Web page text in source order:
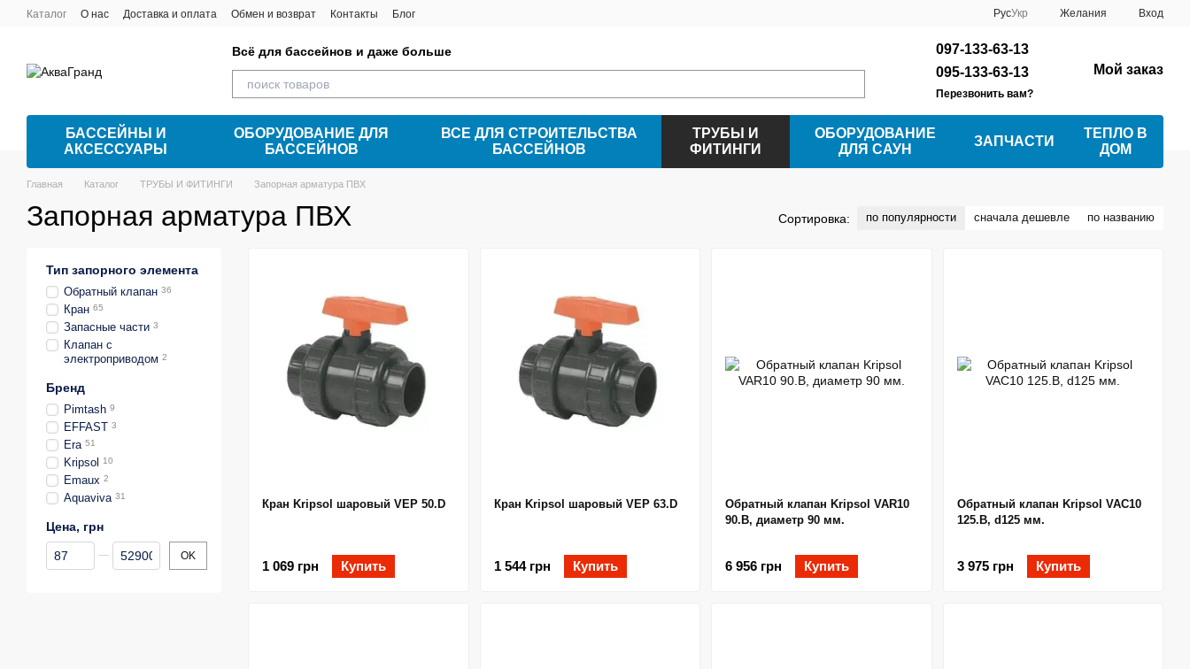
Перейти к основному контенту
Каталог О нас Доставка и оплата Обмен и возврат Контакты Блог РусУкр Желания Вход
Всё для бассейнов и даже больше
097-133-63-13
095-133-63-13
Перезвонить вам?
Мой заказ
БАССЕЙНЫ И
АКСЕССУАРЫ
ОБОРУДОВАНИЕ ДЛЯ
БАССЕЙНОВ
ВСЕ ДЛЯ СТРОИТЕЛЬСТВА
БАССЕЙНОВ
ТРУБЫ И
ФИТИНГИ
ОБОРУДОВАНИЕ
ДЛЯ САУН
ЗАПЧАСТИ
ТЕПЛО В
ДОМ
Главная Каталог ТРУБЫ И ФИТИНГИ Запорная арматура ПВХ
Запорная арматура ПВХ Сортировка: по популярности сначала дешевле по названию
Кран Kripsol шаровый VEP 50.D
1 069 грн Купить
Кран Kripsol шаровый VEP 63.D
1 544 грн Купить
Обратный клапан Kripsol VAR10
90.B, диаметр 90 мм.
6 956 грн Купить
Обратный клапан Kripsol VAC10
125.B, d125 мм.
3 975 грн Купить
Тип запорного элемента
Обратный клапан 36
Кран 65
Запасные части 3
Клапан с
электроприводом 2
Бренд
Pimtash 9
EFFAST 3
Era 51
Kripsol 10
Emaux 2
Aquaviva 31
Цена, грн
От Цена, грн
До Цена, грн OK